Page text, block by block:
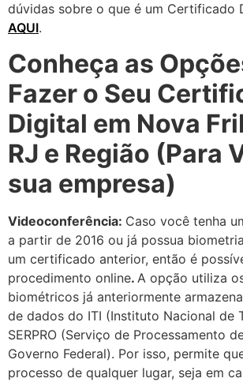
dúvidas sobre o que é um Certificado
AQUI.
Conheça as
Fazer o Seu
Digital em Nova
RJ e Região (Para
sua empresa)
Videoconferência: Caso você tenha
a partir de 2016 ou já possua
um certificado anterior, então é
procedimento online. A opção utiliza
biométricos já anteriormente
de dados do ITI (Instituto Nacional de
SERPRO (Serviço de Processamento
Governo Federal). Por isso, permite
processo de qualquer lugar, seja em